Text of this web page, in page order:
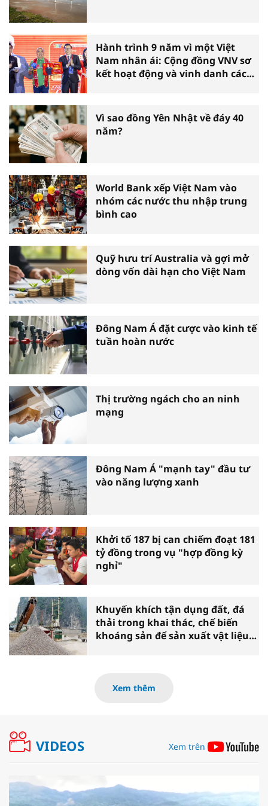
Hành trình 9 năm vì một Việt
Nam nhân ái: Cộng đồng VNV sơ
kết hoạt động và vinh danh các
Vì sao đồng Yên Nhật về đáy 40
năm?
World Bank xếp Việt Nam vào
nhóm các nước thu nhập trung
bình cao
Quỹ hưu trí Australia và gợi mở
dòng vốn dài hạn cho Việt Nam
Đông Nam Á đặt cược vào kinh tế
tuần hoàn nước
Thị trường ngách cho an ninh
mạng
Đông Nam Á "mạnh tay" đầu tư
vào năng lượng xanh
Khởi tố 187 bị can chiếm đoạt 181
tỷ đồng trong vụ "hợp đồng kỳ
nghỉ"
Khuyến khích tận dụng đất, đá
thải trong khai thác, chế biến
khoáng sản để sản xuất vật liệu
Xem thêm
VIDEOS Xem trên